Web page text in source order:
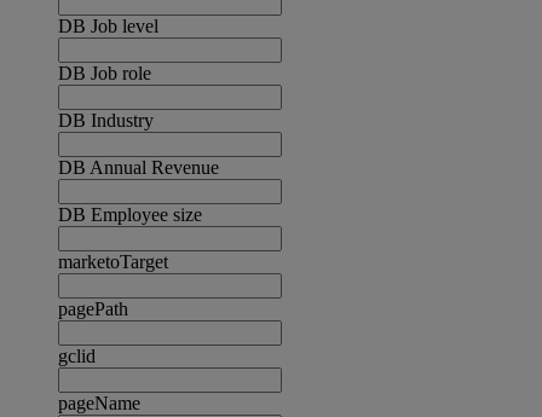
DB Job level
DB Job role
DB Industry
DB Annual Revenue
DB Employee size
marketoTarget
pagePath
gclid
pageName